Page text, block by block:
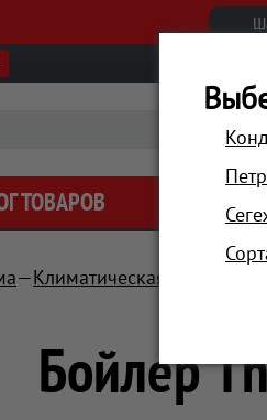
ТОВАРОВ АКЦИИ
Климатическая техника
Бойлер